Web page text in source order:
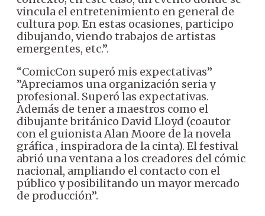
vincula el entretenimiento en general de
cultura pop. En estas ocasiones, participo
dibujando, viendo trabajos de artistas
emergentes, etc.”.
“ComicCon superó mis expectativas”
”Apreciamos una organización seria y
profesional. Superó las expectativas.
Además de tener a maestros como el
dibujante británico David Lloyd (coautor
con el guionista Alan Moore de la novela
gráfica , inspiradora de la cinta). El festival
abrió una ventana a los creadores del cómic
nacional, ampliando el contacto con el
público y posibilitando un mayor mercado
de producción”.